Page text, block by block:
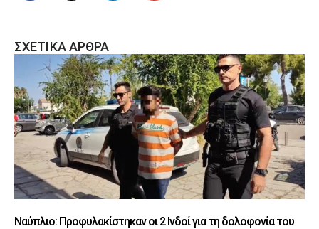
ΣΧΕΤΙΚΑ ΑΡΘΡΑ
Ναύπλιο: Προφυλακίστηκαν οι 2 Ινδοί για τη δολοφονία του